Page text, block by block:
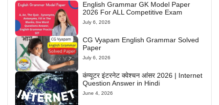
English Grammar GK Model Paper
2026 For ALL Competitive Exam
July 6, 2026
CG Vyapam English Grammar Solved
Paper
July 6, 2026
कंप्यूटर इंटरनेट क्वेश्चन आंसर 2026 | Internet
Question Answer in Hindi
June 4, 2026